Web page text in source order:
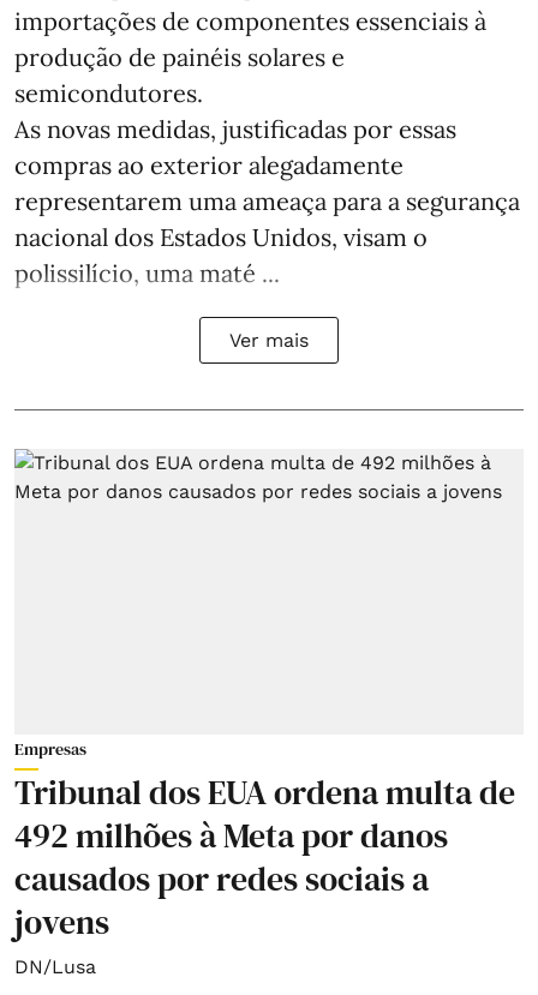
importações de componentes essenciais à
produção de painéis solares e
semicondutores.
As novas medidas, justificadas por essas
compras ao exterior alegadamente
representarem uma ameaça para a segurança
nacional dos Estados Unidos, visam o
polissilício, uma maté ...
Ver mais
Empresas
Tribunal dos EUA ordena multa de
492 milhões à Meta por danos
causados por redes sociais a
jovens
DN/Lusa